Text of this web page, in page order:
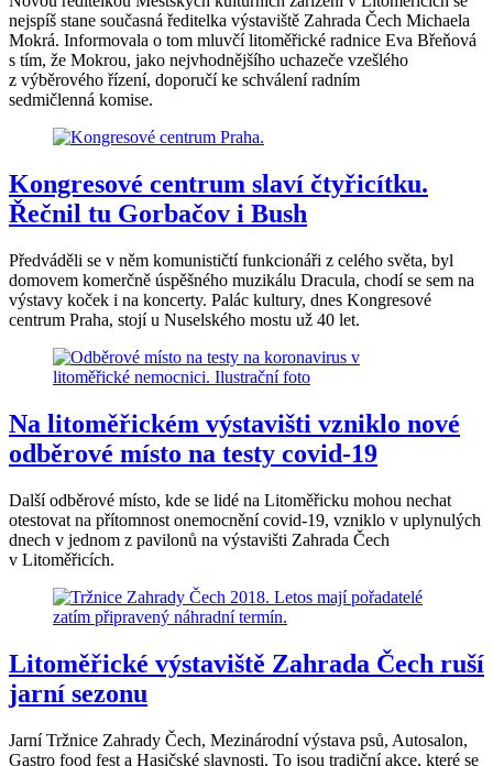
nejspíš stane současná ředitelka výstaviště Zahrada Čech Michaela
Mokrá. Informovala o tom mluvčí litoměřické radnice Eva Břeňová
s tím, že Mokrou, jako nejvhodnějšího uchazeče vzešlého
z výběrového řízení, doporučí ke schválení radním
sedmičlenná komise.
Kongresové centrum slaví čtyřicítku.
Řečnil tu Gorbačov i Bush
Předváděli se v něm komunističtí funkcionáři z celého světa, byl
domovem komerčně úspěšného muzikálu Dracula, chodí se sem na
výstavy koček i na koncerty. Palác kultury, dnes Kongresové
centrum Praha, stojí u Nuselského mostu už 40 let.
Na litoměřickém výstavišti vzniklo nové
odběrové místo na testy covid-19
Další odběrové místo, kde se lidé na Litoměřicku mohou nechat
otestovat na přítomnost onemocnění covid-19, vzniklo v uplynulých
dnech v jednom z pavilonů na výstavišti Zahrada Čech
v Litoměřicích.
Litoměřické výstaviště Zahrada Čech ruší
jarní sezonu
Jarní Tržnice Zahrady Čech, Mezinárodní výstava psů, Autosalon,
Gastro food fest a Hasičské slavnosti. To jsou tradiční akce, které se